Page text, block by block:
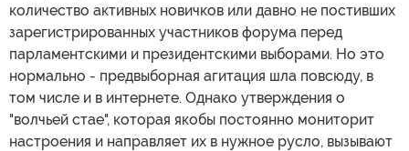
количество активных новичков или давно не постивших
зарегистрированных участников форума перед
парламентскими и президентскими выборами. Но это
нормально - предвыборная агитация шла повсюду, в
том числе и в интернете. Однако утверждения о
"волчьей стае", которая якобы постоянно мониторит
настроения и направляет их в нужное русло, вызывают